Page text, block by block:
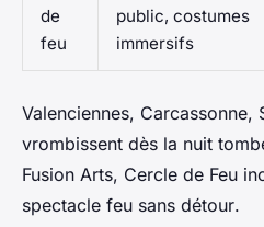
de
feu
public, costumes
immersifs
Valenciennes, Carcassonne,
vrombissent dès la nuit
Fusion Arts, Cercle de Feu
spectacle feu sans détour.